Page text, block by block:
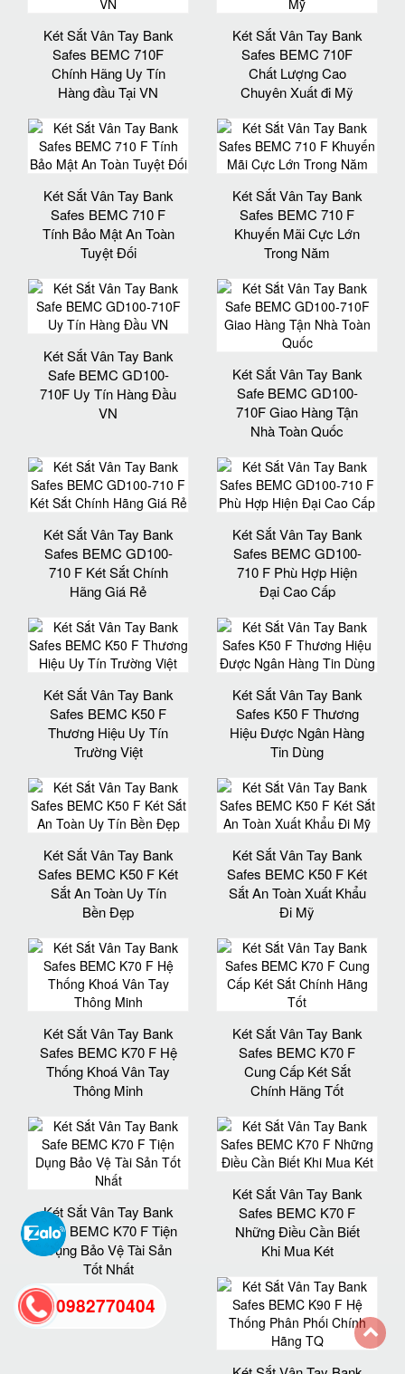
Két Sắt Vân Tay Bank
Safes BEMC 710F
Chính Hãng Uy Tín
Hàng đầu Tại VN
Két Sắt Vân Tay Bank
Safes BEMC 710F
Chất Lượng Cao
Chuyên Xuất đi Mỹ
Két Sắt Vân Tay Bank
Safes BEMC 710 F
Tính Bảo Mật An Toàn
Tuyệt Đối
Két Sắt Vân Tay Bank
Safes BEMC 710 F
Khuyến Mãi Cực Lớn
Trong Năm
Két Sắt Vân Tay Bank
Safe BEMC GD100-
710F Uy Tín Hàng Đầu
VN
Két Sắt Vân Tay Bank
Safe BEMC GD100-
710F Giao Hàng Tận
Nhà Toàn Quốc
Két Sắt Vân Tay Bank
Safes BEMC GD100-
710 F Két Sắt Chính
Hãng Giá Rẻ
Két Sắt Vân Tay Bank
Safes BEMC GD100-
710 F Phù Hợp Hiện
Đại Cao Cấp
Két Sắt Vân Tay Bank
Safes BEMC K50 F
Thương Hiệu Uy Tín
Trường Việt
Két Sắt Vân Tay Bank
Safes K50 F Thương
Hiệu Được Ngân Hàng
Tin Dùng
Két Sắt Vân Tay Bank
Safes BEMC K50 F Két
Sắt An Toàn Uy Tín
Bền Đẹp
Két Sắt Vân Tay Bank
Safes BEMC K50 F Két
Sắt An Toàn Xuất Khẩu
Đi Mỹ
Két Sắt Vân Tay Bank
Safes BEMC K70 F Hệ
Thống Khoá Vân Tay
Thông Minh
Két Sắt Vân Tay Bank
Safes BEMC K70 F
Cung Cấp Két Sắt
Chính Hãng Tốt
Két Sắt Vân Tay Bank
Safe BEMC K70 F Tiện
Dụng Bảo Vệ Tài Sản
Tốt Nhất
Két Sắt Vân Tay Bank
Safes BEMC K70 F
Những Điều Cần Biết
Khi Mua Két
0982770404